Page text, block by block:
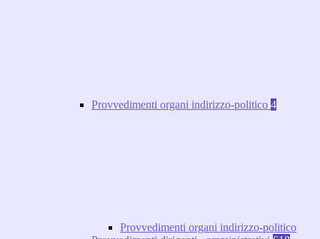
Provvedimenti organi indirizzo-politico 4
Provvedimenti organi indirizzo-politico